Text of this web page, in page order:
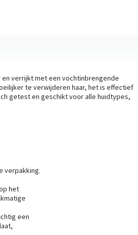
verrijkt met een vochtinbrengende
te verwijderen haar, het is effectief
getest en geschikt voor alle huidtypes,
verpakking.
het
een